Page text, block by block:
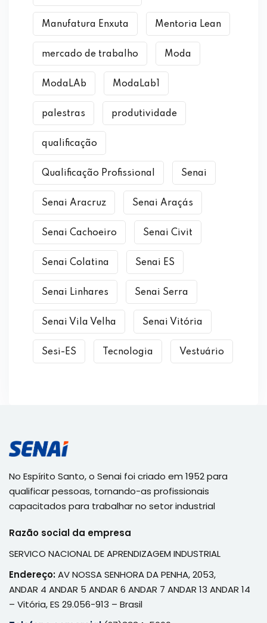
Manufatura Enxuta Mentoria Lean
mercado de trabalho Moda
ModaLAb ModaLab1
palestras produtividade
qualificação
Qualificação Profissional Senai
Senai Aracruz Senai Araçás
Senai Cachoeiro Senai Civit
Senai Colatina Senai ES
Senai Linhares Senai Serra
Senai Vila Velha Senai Vitória
Sesi-ES Tecnologia Vestuário
No Espírito Santo, o Senai foi criado em 1952 para
qualificar pessoas, tornando-as profissionais
capacitados para trabalhar no setor industrial
Razão social da empresa
SERVICO NACIONAL DE APRENDIZAGEM INDUSTRIAL
Endereço:AV NOSSA SENHORA DA PENHA, 2053,
ANDAR 4 ANDAR 5 ANDAR 6 ANDAR 7 ANDAR 13 ANDAR 14
– Vitória, ES 29.056-913 – Brasil